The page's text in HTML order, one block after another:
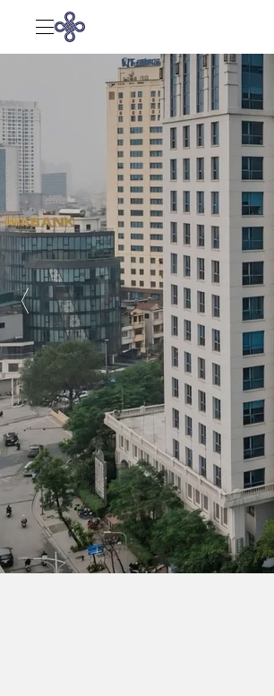
CAO ỐC VĂN PHÒNG DAEHA
CĂN HỘ CAO CẤP DAEHA
ĐIỂM ĐẾN
TIN TỨC
THƯ VIỆN
LIÊN HỆ
Thông tin liên lạc
360 P. Kim Mã, Giảng Võ, Hà Nội
+84 243 8315 000
reservation@daewoohotel.com